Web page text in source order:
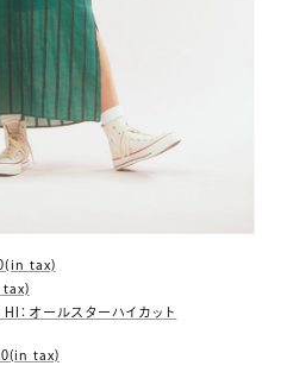
tax)
tax)
：オールスターハイカット
tax)